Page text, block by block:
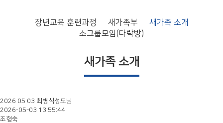
장년교육 훈련과정 새가족부
새가족 소개
소그룹모임(다락방)
새가족 소개
2026 05 03 최병식성도님
2026-05-03 13:55:44
조형숙